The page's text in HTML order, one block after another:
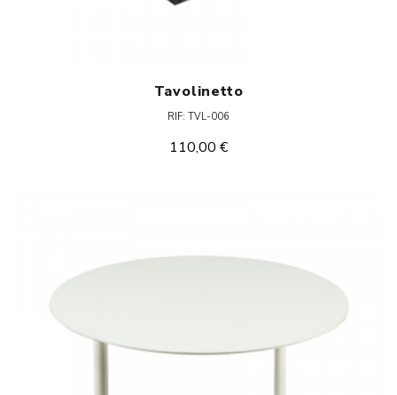
Tavolinetto
RIF: TVL-006
110,00 €